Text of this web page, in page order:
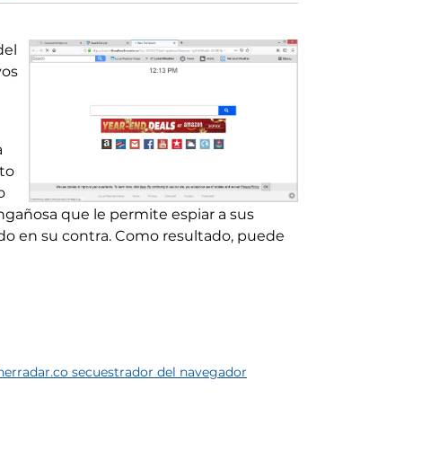
que le permite espiar a sus
en su contra. Como resultado, puede
secuestrador del navegador